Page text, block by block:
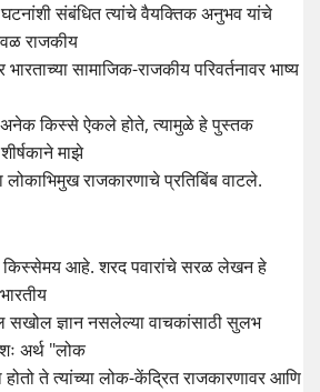
संबंधित त्यांचे वैयक्तिक अनुभव यांचे
राजकीय
सामाजिक-राजकीय परिवर्तनावर भाष्य
अनेक किस्से ऐकले होते, त्यामुळे हे पुस्तक
माझे
राजकारणाचे प्रतिबिंब वाटले.
किस्सेमय आहे. शरद पवारांचे सरळ लेखन हे
सखोल ज्ञान नसलेल्या वाचकांसाठी सुलभ
अर्थ "लोक
ते त्यांच्या लोक-केंद्रित राजकारणावर आणि